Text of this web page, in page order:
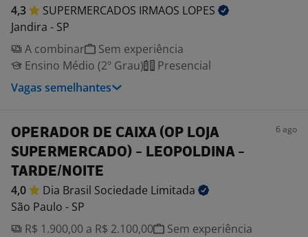
4,3 SUPERMERCADOS IRMAOS LOPES
Jandira - SP
A combinar
Sem experiência
Ensino Médio (2º Grau)
Presencial
Vagas semelhantes
OPERADOR DE CAIXA (OP LOJA
SUPERMERCADO) - LEOPOLDINA -
TARDE/NOITE
6 ago
4,0 Dia Brasil Sociedade Limitada
São Paulo - SP
R$ 1.900,00 a R$ 2.100,00
Sem experiência